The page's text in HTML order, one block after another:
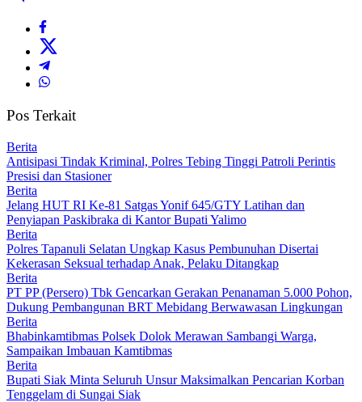
Pos Terkait
Berita
Antisipasi Tindak Kriminal, Polres Tebing Tinggi Patroli Perintis
Presisi dan Stasioner
Berita
Jelang HUT RI Ke-81 Satgas Yonif 645/GTY Latihan dan
Penyiapan Paskibraka di Kantor Bupati Yalimo
Berita
Polres Tapanuli Selatan Ungkap Kasus Pembunuhan Disertai
Kekerasan Seksual terhadap Anak, Pelaku Ditangkap
Berita
PT PP (Persero) Tbk Gencarkan Gerakan Penanaman 5.000 Pohon,
Dukung Pembangunan BRT Mebidang Berwawasan Lingkungan
Berita
Bhabinkamtibmas Polsek Dolok Merawan Sambangi Warga,
Sampaikan Imbauan Kamtibmas
Berita
Bupati Siak Minta Seluruh Unsur Maksimalkan Pencarian Korban
Tenggelam di Sungai Siak